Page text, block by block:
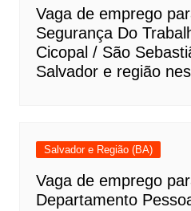
Vaga de emprego
Segurança Do
Cicopal / São
Salvador e região
Salvador e Região (BA)
Vaga de emprego
Departamento